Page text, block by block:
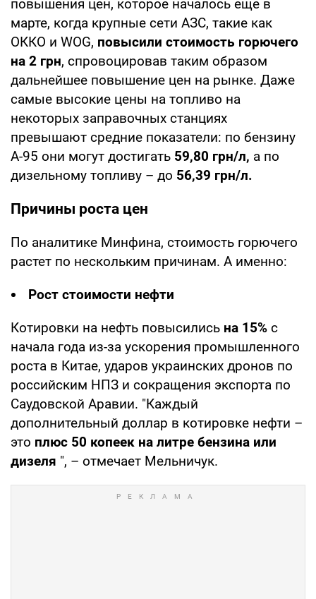
повышения цен, которое началось еще в
марте, когда крупные сети АЗС, такие как
ОККО и WOG, повысили стоимость горючего
на 2 грн, спровоцировав таким образом
дальнейшее повышение цен на рынке. Даже
самые высокие цены на топливо на
некоторых заправочных станциях
превышают средние показатели: по бензину
А-95 они могут достигать 59,80 грн/л, а по
дизельному топливу – до 56,39 грн/л.
Причины роста цен
По аналитике Минфина, стоимость горючего
растет по нескольким причинам. А именно:
Рост стоимости нефти
Котировки на нефть повысились на 15% с
начала года из-за ускорения промышленного
роста в Китае, ударов украинских дронов по
российским НПЗ и сокращения экспорта по
Саудовской Аравии. "Каждый
дополнительный доллар в котировке нефти –
это плюс 50 копеек на литре бензина или
дизеля ", – отмечает Мельничук.